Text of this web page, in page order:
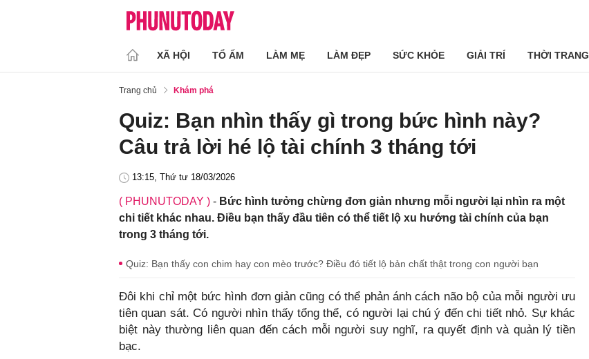
XÃ HỘI TỔ ẤM LÀM MẸ LÀM ĐẸP SỨC KHỎE GIẢI TRÍ THỜI TRANG
Trang chủ Khám phá
Quiz: Bạn nhìn thấy gì trong bức hình này?
Câu trả lời hé lộ tài chính 3 tháng tới
13:15, Thứ tư 18/03/2026
( PHUNUTODAY ) - Bức hình tưởng chừng đơn giản nhưng mỗi người lại nhìn ra một
chi tiết khác nhau. Điều bạn thấy đầu tiên có thể tiết lộ xu hướng tài chính của bạn
trong 3 tháng tới.
Quiz: Bạn thấy con chim hay con mèo trước? Điều đó tiết lộ bản chất thật trong con người bạn
Đôi khi chỉ một bức hình đơn giản cũng có thể phản ánh cách não bộ của mỗi người ưu
tiên quan sát. Có người nhìn thấy tổng thể, có người lại chú ý đến chi tiết nhỏ. Sự khác
biệt này thường liên quan đến cách mỗi người suy nghĩ, ra quyết định và quản lý tiền
bạc.